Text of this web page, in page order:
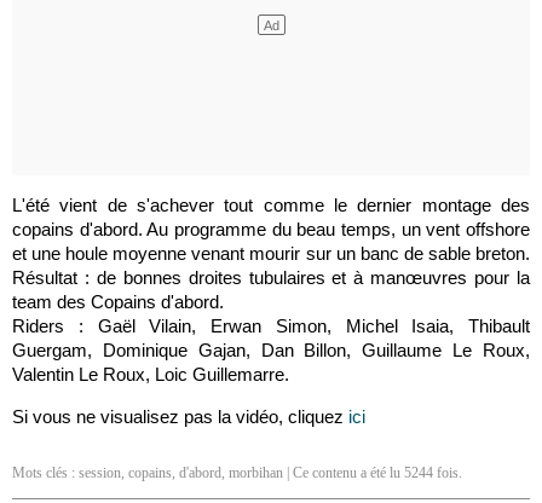
L'été vient de s'achever tout comme le dernier montage des
copains d'abord. Au programme du beau temps, un vent offshore
et une houle moyenne venant mourir sur un banc de sable breton.
Résultat : de bonnes droites tubulaires et à manœuvres pour la
team des Copains d'abord.
Riders : Gaël Vilain, Erwan Simon, Michel Isaia, Thibault
Guergam, Dominique Gajan, Dan Billon, Guillaume Le Roux,
Valentin Le Roux, Loic Guillemarre.
Si vous ne visualisez pas la vidéo, cliquez ici
Mots clés : session, copains, d'abord, morbihan | Ce contenu a été lu 5244 fois.